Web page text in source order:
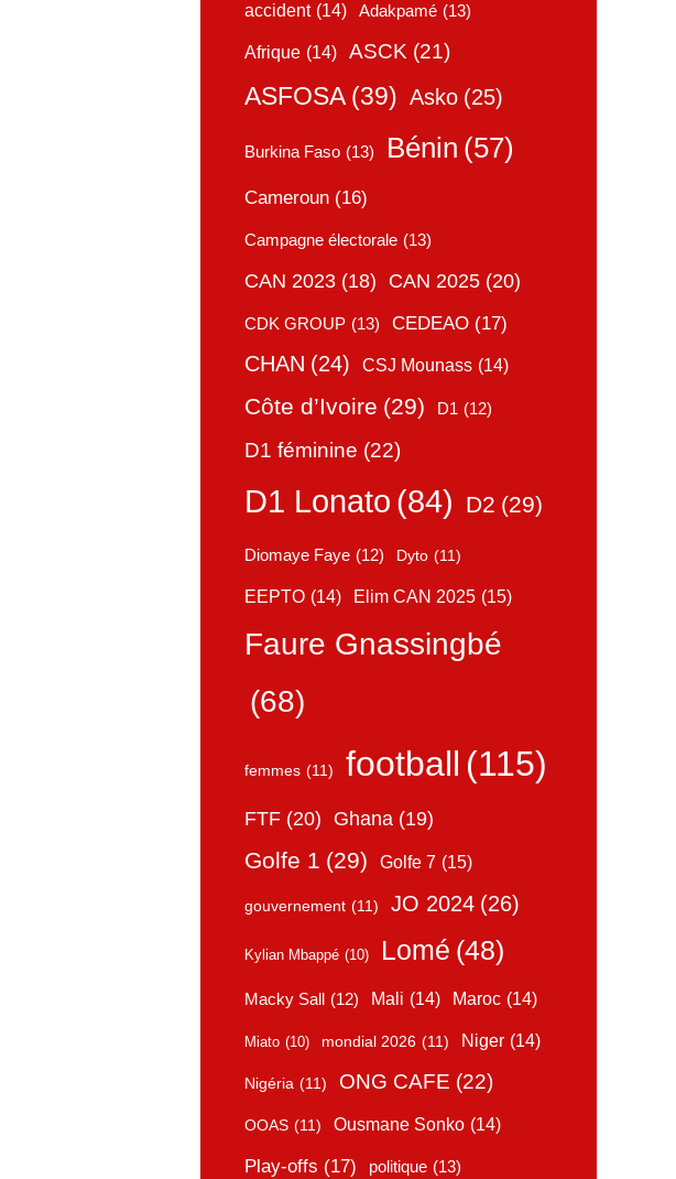
accident (14) Adakpamé (13)
Afrique (14) ASCK (21)
ASFOSA (39) Asko (25)
Burkina Faso (13) Bénin (57)
Cameroun (16)
Campagne électorale (13)
CAN 2023 (18) CAN 2025 (20)
CDK GROUP (13) CEDEAO (17)
CHAN (24) CSJ Mounass (14)
Côte d’Ivoire (29) D1 (12)
D1 féminine (22)
D1 Lonato (84) D2 (29)
Diomaye Faye (12) Dyto (11)
EEPTO (14) Elim CAN 2025 (15)
Faure Gnassingbé
(68)
femmes (11) football (115)
FTF (20) Ghana (19)
Golfe 1 (29) Golfe 7 (15)
gouvernement (11) JO 2024 (26)
Kylian Mbappé (10) Lomé (48)
Macky Sall (12) Mali (14) Maroc (14)
Miato (10) mondial 2026 (11) Niger (14)
Nigéria (11) ONG CAFE (22)
OOAS (11) Ousmane Sonko (14)
Play-offs (17) politique (13)